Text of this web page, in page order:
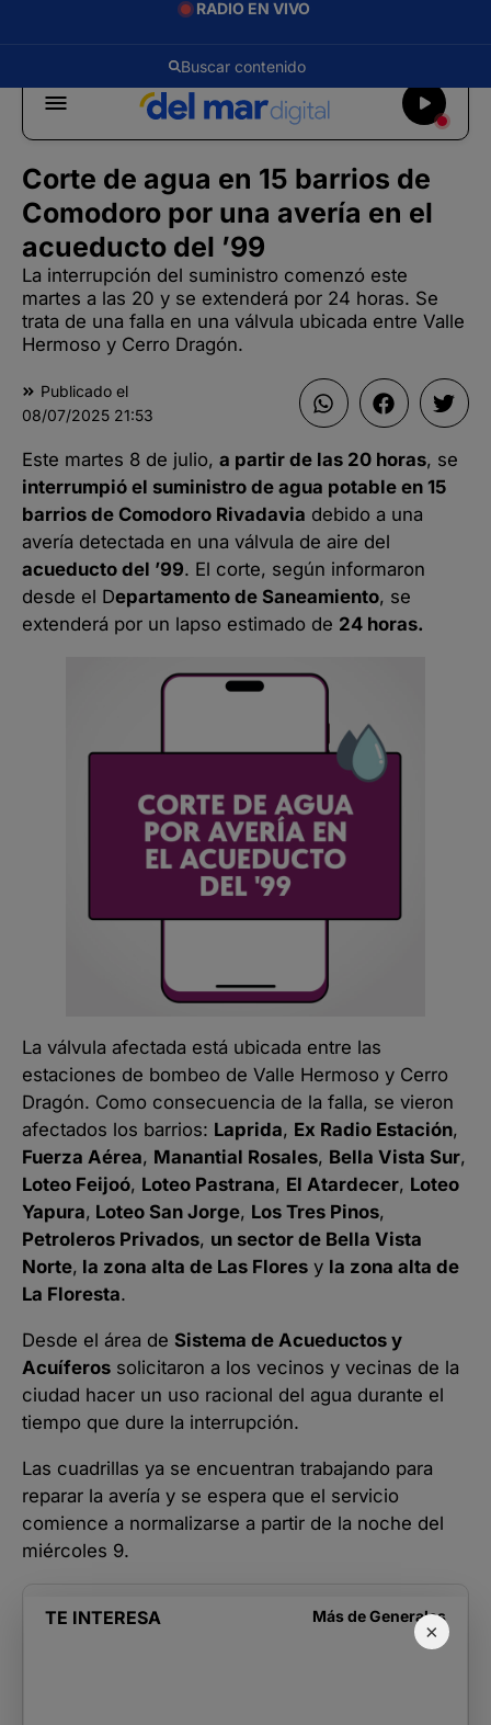
RADIO EN VIVO
×
Corte de agua en 15 barrios de
Comodoro por una avería en el
acueducto del ’99
La interrupción del suministro comenzó este
martes a las 20 y se extenderá por 24 horas. Se
trata de una falla en una válvula ubicada entre Valle
Hermoso y Cerro Dragón.
Publicado el
08/07/2025 21:53
Este martes 8 de julio, a partir de las 20 horas, se
interrumpió el suministro de agua potable en 15
barrios de Comodoro Rivadavia debido a una
avería detectada en una válvula de aire del
acueducto del ’99. El corte, según informaron
desde el Departamento de Saneamiento, se
extenderá por un lapso estimado de 24 horas.
La válvula afectada está ubicada entre las
estaciones de bombeo de Valle Hermoso y Cerro
Dragón. Como consecuencia de la falla, se vieron
afectados los barrios: Laprida, Ex Radio Estación,
Fuerza Aérea, Manantial Rosales, Bella Vista Sur,
Loteo Feijoó, Loteo Pastrana, El Atardecer, Loteo
Yapura, Loteo San Jorge, Los Tres Pinos,
Petroleros Privados, un sector de Bella Vista
Norte, la zona alta de Las Flores y la zona alta de
La Floresta.
Desde el área de Sistema de Acueductos y
Acuíferos solicitaron a los vecinos y vecinas de la
ciudad hacer un uso racional del agua durante el
tiempo que dure la interrupción.
Las cuadrillas ya se encuentran trabajando para
reparar la avería y se espera que el servicio
comience a normalizarse a partir de la noche del
miércoles 9.
TE INTERESA Más deGenerales